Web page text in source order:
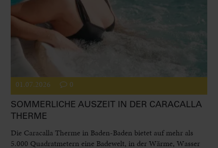
01.07.2026 0
SOMMERLICHE AUSZEIT IN DER CARACALLA
THERME
Die Caracalla Therme in Baden-Baden bietet auf mehr als
5.000 Quadratmetern eine Badewelt, in der Wärme, Wasser